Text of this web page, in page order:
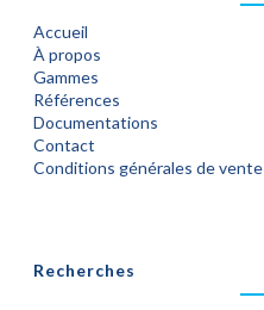
Accueil
À propos
Gammes
Références
Documentations
Contact
Conditions générales de vente
Recherches